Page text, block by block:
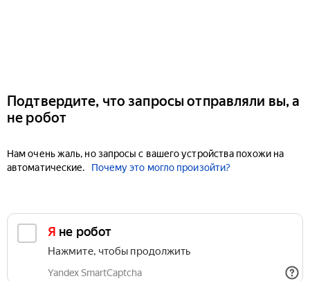
Подтвердите, что запросы отправляли вы, а
не робот
Нам очень жаль, но запросы с вашего устройства похожи на
автоматические.
Почему это могло произойти?
Я не робот
Нажмите, чтобы продолжить
Yandex SmartCaptcha